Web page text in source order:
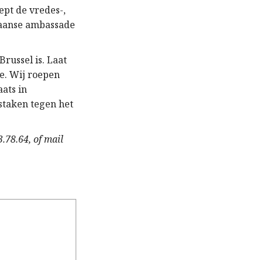
de vredes-,
ambassade
is. Laat
Wij roepen
in
tegen het
of mail